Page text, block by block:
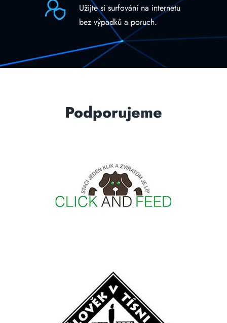
Užijte si surfování na internetu
bez výpadků a poruch.
Podporujeme